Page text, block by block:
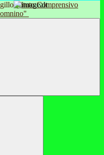
Istituto Comprensivo